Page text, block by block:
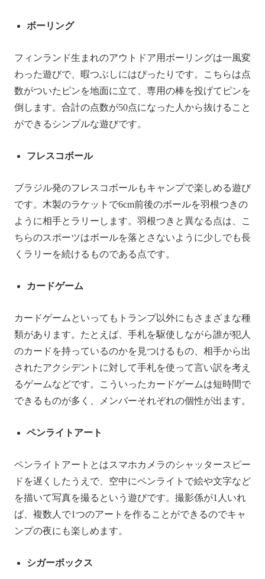
ボーリング
フィンランド生まれのアウトドア用ボーリングは一風変
わった遊びで、暇つぶしにはぴったりです。こちらは点
数がついたピンを地面に立て、専用の棒を投げてピンを
倒します。合計の点数が50点になった人から抜けること
ができるシンプルな遊びです。
フレスコボール
ブラジル発のフレスコボールもキャンプで楽しめる遊び
です。木製のラケットで6cm前後のボールを羽根つきの
ように相手とラリーします。羽根つきと異なる点は、こ
ちらのスポーツはボールを落とさないように少しでも長
くラリーを続けるものである点です。
カードゲーム
カードゲームといってもトランプ以外にもさまざまな種
類があります。たとえば、手札を駆使しながら誰が犯人
のカードを持っているのかを見つけるもの、相手から出
されたアクシデントに対して手札を使って言い訳を考え
るゲームなどです。こういったカードゲームは短時間で
できるものが多く、メンバーそれぞれの個性が出ます。
ペンライトアート
ペンライトアートとはスマホカメラのシャッタースピー
ドを遅くしたうえで、空中にペンライトで絵や文字など
を描いて写真を撮るという遊びです。撮影係が1人いれ
ば、複数人で1つのアートを作ることができるのでキャ
ンプの夜にも楽しめます。
シガーボックス